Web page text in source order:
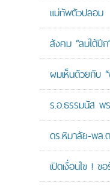
แม่ทัพตัวปลอม
สังคม “ลมใต้ปี
ผมเห็นด้วยกับ
ร.อ.ธรรมนัส พ
ดร.หิมาลัย-พล.
เปิดเงื่อนไข !